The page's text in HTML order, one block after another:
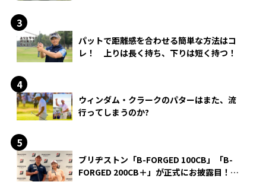
パットで距離感を合わせる簡単な方法はコ
レ！ 上りは長く持ち、下りは短く持つ！
ウィンダム・クラークのパターはまた、流
行ってしまうのか?
ブリヂストン「B-FORGED 100CB」「B-
FORGED 200CB＋」が正式にお披露目！